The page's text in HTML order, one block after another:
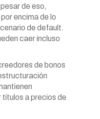
de eso,
encima de lo
de default.
caer incluso
de bonos
a precios de